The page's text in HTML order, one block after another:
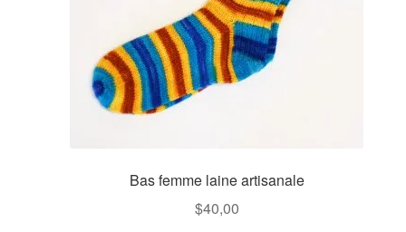
Bas femme laine artisanale
$40,00